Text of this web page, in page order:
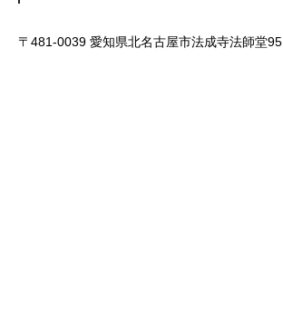
〒481-0039 愛知県北名古屋市法成寺法師堂95